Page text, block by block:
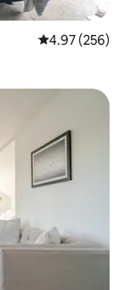
レビュー256
4.97 (256)